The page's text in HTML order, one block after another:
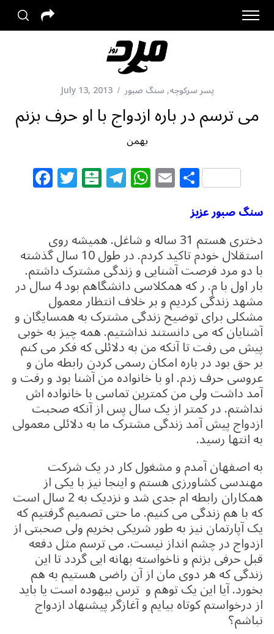
پسر سرکوچه,سنگ صبور July 13, 2013
می ترسم در باره ازدواج با او حرف بزنم
بهمن
F
a
e
b
o
o
k
T
w
e
r
B
al
ar
in
T
el
g
ra
m
W
h
s
A
p
p
E
m
ai
l
S
h
ar
e
سنگ صبور عزیز
دختری هستم 31 ساله و شاغل. همیشه روی
استقلال خودم تاکید کردم. در طول 10 سال گذشته
با دو مرد فرصت آشنایی و زندگی مشترک داشتم.
بار اول با م. ر که همکلاسی دانشگاهم بود 4 سال در
مشهد زندگی کردیم و بر خلاف انتظار معمول
مشکلی برای توضیح زندگی مشترک به همسایگان و
آشنایان که می دانستند نداشتیم. همه چیز به خوبی
پیش می رفت تا آنکه من به دلائلی که فکر می کنم
بر حق بود در باره امکان رسمی کردن رابطه مان و
عروسی حرف زدم. او با خانواده من آشنا بود و رفت و
آمد داشت ولی من کمترین تماسی با خانواده اش
نداشتم. در کمتر از یک سال پس از آنکه صحبت
ازدواج پیش آمد زندگی مشترک ما به دلائلی معمولی
به انتها رسید.
به اصفهان آمدم و مشغول کار در یک شرکت
مهندسی کشاورزی هستم و اینجا نیز با یکی از
همکاران رابطه ام جدی شد و نزدیک به 2 سال است
که با هم زندگی می کنیم. ما حتی تصمیم گرفتیم که
یک آپارتمان نیز به طور شریکی بخریم ولی صحبتی از
ازدواج در چشم انداز نیست. می ترسم مثل دفعه
قبل حرفی بزنم و ناخواسته بهانه ایی گردد تا این
زندگی که هر دوی مان از آن راضی هستیم به هم
بخورد. آیا این یک توهم و ترس بیهوده است یا باید
از درخواستم کوتاه بیایم و آغازگر پیشنهاد ازدواج
نباشم؟